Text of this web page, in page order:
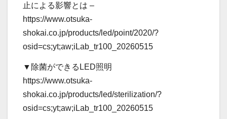
止による影響とは –
https://www.otsuka-
shokai.co.jp/products/led/point/2020/?
osid=cs;yt;aw;iLab_tr100_20260515
▼除菌ができるLED照明
https://www.otsuka-
shokai.co.jp/products/led/sterilization/?
osid=cs;yt;aw;iLab_tr100_20260515